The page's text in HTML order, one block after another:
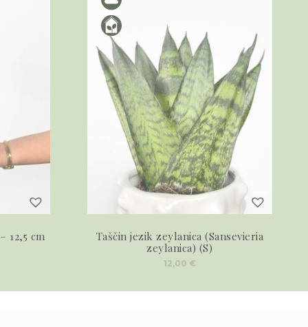
12,5 cm
Taščin jezik zeylanica (Sansevieria
zeylanica) (S)
12,00 €